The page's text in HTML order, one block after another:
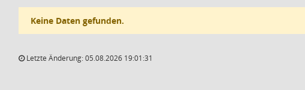
Keine Daten gefunden.
Letzte Änderung: 05.08.2026 19:01:31